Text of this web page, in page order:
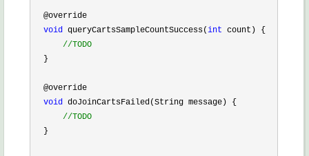
  @override
void queryCartsSampleCountSuccess(int count) {
//TODO
  }
  @override
void doJoinCartsFailed(String message) {
//TODO
  }